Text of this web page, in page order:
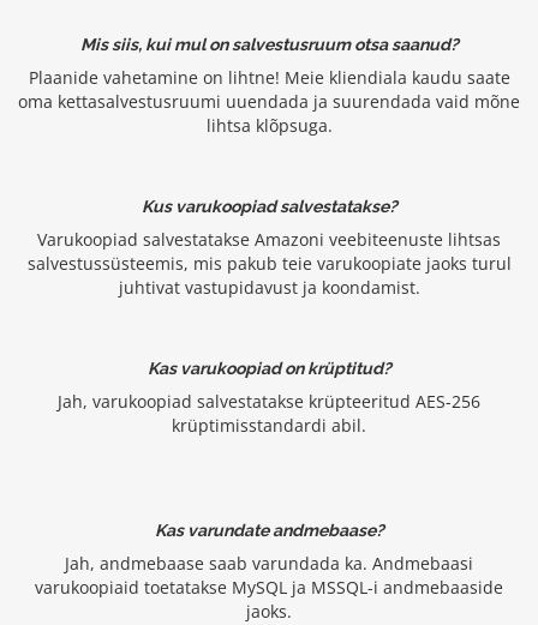
Mis siis, kui mul on salvestusruum otsa saanud?
Plaanide vahetamine on lihtne! Meie kliendiala kaudu saate
oma kettasalvestusruumi uuendada ja suurendada vaid mõne
lihtsa klõpsuga.
Kus varukoopiad salvestatakse?
Varukoopiad salvestatakse Amazoni veebiteenuste lihtsas
salvestussüsteemis, mis pakub teie varukoopiate jaoks turul
juhtivat vastupidavust ja koondamist.
Kas varukoopiad on krüptitud?
Jah, varukoopiad salvestatakse krüpteeritud AES-256
krüptimisstandardi abil.
Kas varundate andmebaase?
Jah, andmebaase saab varundada ka. Andmebaasi
varukoopiaid toetatakse MySQL ja MSSQL-i andmebaaside
jaoks.